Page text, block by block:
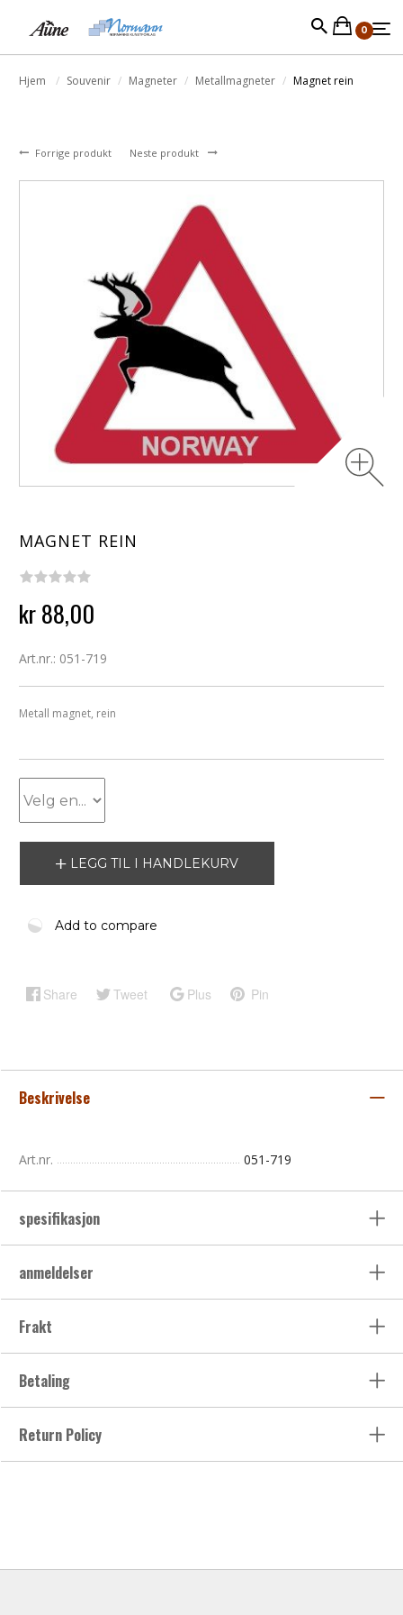
0
Hjem Souvenir Magneter Metallmagneter Magnet rein
Forrige produkt Neste produkt
MAGNET REIN
kr 88,00
Art.nr.: 051-719
Metall magnet, rein
LEGG TIL I HANDLEKURV
Add to compare
Share Tweet Plus Pin
Beskrivelse
Art.nr. 051-719
spesifikasjon
anmeldelser
Frakt
Betaling
Return Policy